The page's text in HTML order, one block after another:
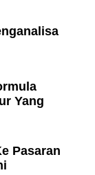
Yang
Pasaran